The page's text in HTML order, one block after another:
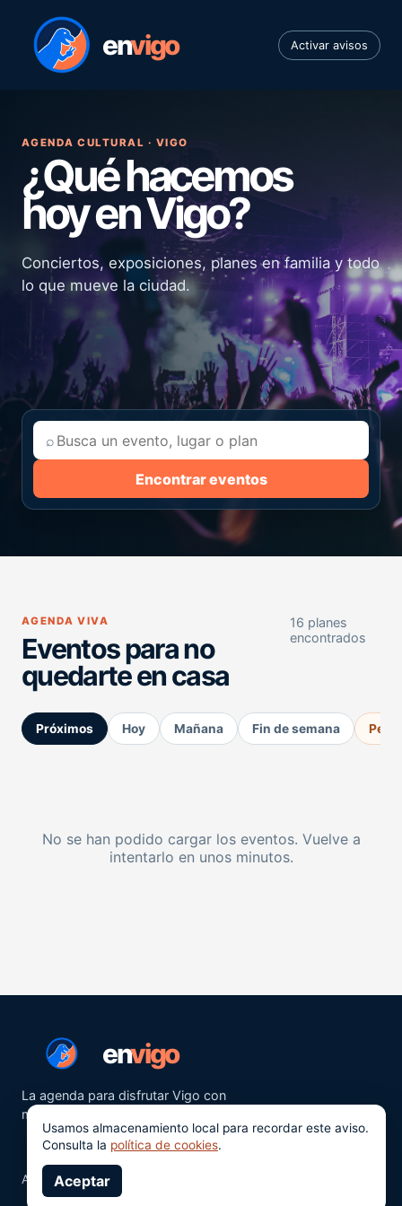
envigo Activar avisos
AGENDA CULTURAL · VIGO
¿Qué hacemos
hoy en Vigo?
Conciertos, exposiciones, planes en familia y todo
lo que mueve la ciudad.
⌕
Encontrar eventos
AGENDA VIVA
Eventos para no
quedarte en casa
16 planes
encontrados
Próximos Hoy Mañana Fin de semana
No se han podido cargar los eventos. Vuelve a
intentarlo en unos minutos.
envigo
La agenda para disfrutar Vigo con
más ganas.
Aviso legalPrivacidad
Usamos almacenamiento local para recordar este aviso.
Consulta la política de cookies.
Aceptar